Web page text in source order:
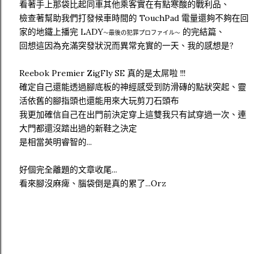
看著手上那袋比起同車其他乘客實在有點寒酸的戰利品、
檢查著幫助我們打發候車時間的 TouchPad 電量還夠不夠在回
家的地鐵上播完 LADY～最後の犯罪プロファイル～ 的完結篇、
回想這因為充滿突發狀況而異常充實的一天、我的感想是?
Reebok Premier ZigFly SE 真的是太屌啦 !!!
確定自己還能透過腳底板的神經感受到防滑磚的點狀突起、靈
活依舊的腳指頭也還能用來大玩剪刀石頭布
我更加確信自己在出門前決定穿上這雙我只有試穿過一次、連
大門都還沒踏出過的新鞋之決定
是相當英明睿智的...
好個完全離題的文章收尾...
看來腳沒麻痺、腦袋倒是真的累了...Orz